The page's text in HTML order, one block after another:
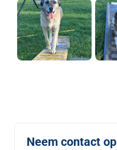
Neem contact op